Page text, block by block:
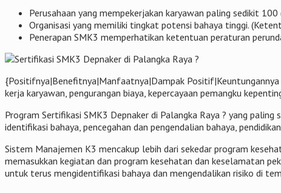
Perusahaan yang mempekerjakan karyawan paling sedikit
Organisasi yang memiliki tingkat potensi bahaya tinggi.
Penerapan SMK3 memperhatikan ketentuan peraturan
{Positifnya|Benefitnya|Manfaatnya|Dampak
kerja karyawan, pengurangan biaya, kepercayaan pemangku
Program Sertifikasi SMK3 Depnaker di Palangka Raya ? yang
identifikasi bahaya, pencegahan dan pengendalian bahaya,
Sistem Manajemen K3 mencakup lebih dari sekedar program
memasukkan kegiatan dan program kesehatan dan keselamatan
untuk terus mengidentifikasi bahaya dan mengendalikan risiko di